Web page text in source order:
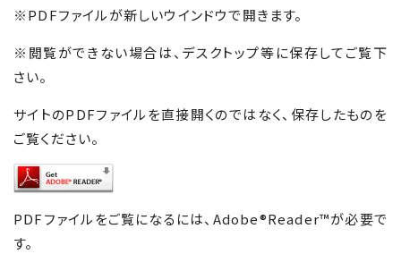
※PDFファイルが新しいウインドウで開きます。
※閲覧ができない場合は、デスクトップ等に保存してご覧下
さい。
サイトのPDFファイルを直接開くのではなく、保存したものを
ご覧ください。
PDFファイルをご覧になるには、Adobe®Reader™が必要で
す。